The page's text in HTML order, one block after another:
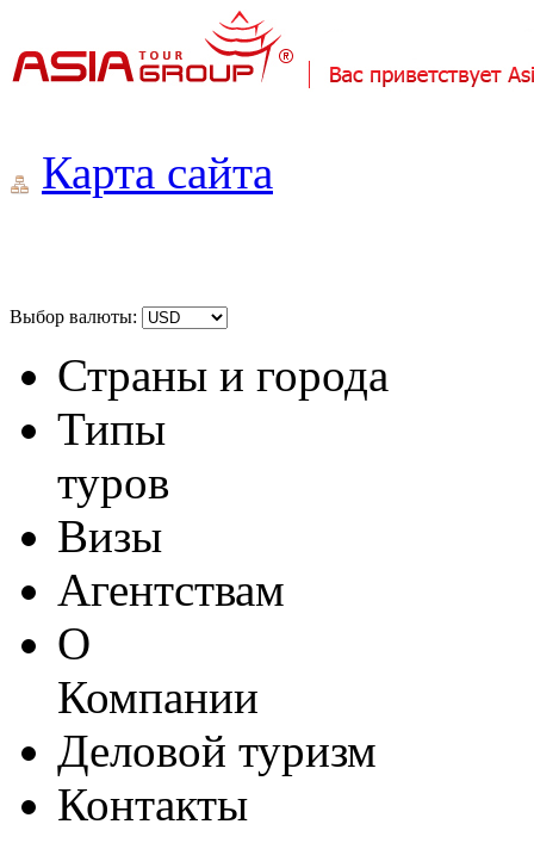
Карта сайта
Выбор валюты:
Страны и города
Типы
туров
Визы
Агентствам
О
Компании
Деловой туризм
Контакты